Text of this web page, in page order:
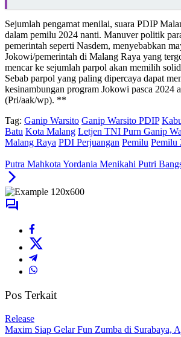
Sejumlah pengamat menilai, suara PDIP
dalam pemilu 2024 nanti. Manuver politik
pemerintah seperti Nasdem, menyebabkan
Jokowi/pemerintah di Malang Raya yang
mencar ke sejumlah parpol akan memilih
Sebab parpol yang paling dipercaya dapat
kesinambungan program Jokowi pasca 2024
(Pri/aak/wp). **
Tag: Ganip Warsito Ganip Warsito PDIP
Batu Kota Malang Letjen TNI Purn Ganip
Malang Raya PDI Perjuangan Pemilu Pemilu
Putra Mahkota Yordania Menikahi Putri
Pos Terkait
Release
Maxim Siap Gelar Fun Zumba di Surabaya,